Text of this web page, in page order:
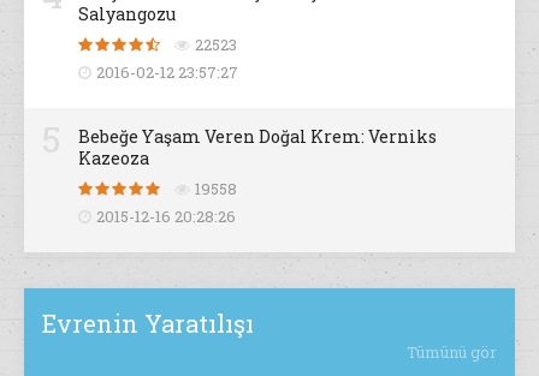
Salyangozu
22523
2016-02-12 23:57:27
Bebeğe Yaşam Veren Doğal Krem: Verniks
Kazeoza
19558
2015-12-16 20:28:26
Evrenin Yaratılışı
Tümünü gör